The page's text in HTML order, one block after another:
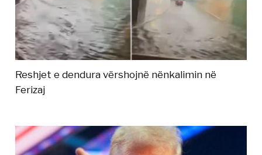
Reshjet e dendura vërshojnë nënkalimin në
Ferizaj